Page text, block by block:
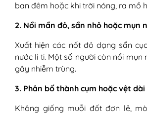
ban đêm hoặc khi trời nóng, ra mồ
2. Nổi mẩn đỏ, sẩn nhỏ hoặc mụn
Xuất hiện các nốt đỏ dạng sẩn
nước li ti. Một số người còn nổi mụn
gây nhiễm trùng.
3. Phân bố thành cụm hoặc vệt dài
Không giống muỗi đốt đơn lẻ,